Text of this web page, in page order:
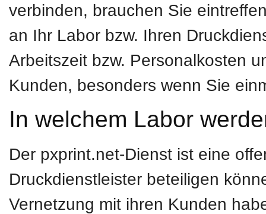
verbinden, brauchen Sie
an Ihr Labor bzw. Ihren
Arbeitszeit bzw. Personalkosten
Kunden, besonders wenn Sie
In welchem Labor
Der pxprint.net-Dienst ist eine
Druckdienstleister beteiligen
Vernetzung mit ihren Kunden